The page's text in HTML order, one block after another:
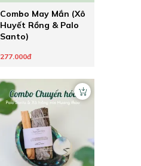
Combo May Mắn (Xô
Huyết Rồng & Palo
Santo)
277.000đ